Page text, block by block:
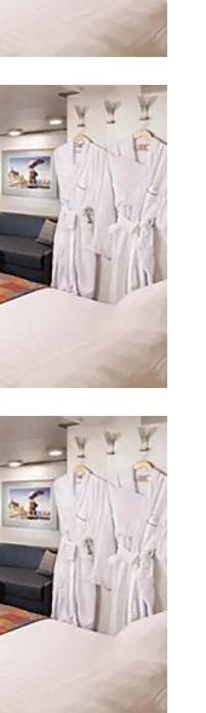
巡航
东尼奥
Rosada”)，以及
（那里有大剧
肉馅馅饼
。而传统
根廷当地常见的特
市之旅后 ，您可
。